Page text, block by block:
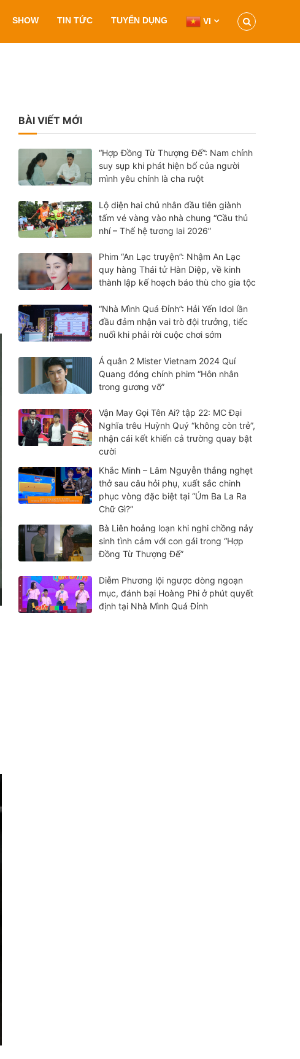
SHOW TIN TỨC TUYỂN DỤNG VI
BÀI VIẾT MỚI
“Hợp Đồng Từ Thượng Đế”: Nam chính
suy sụp khi phát hiện bố của người
mình yêu chính là cha ruột
Lộ diện hai chủ nhân đầu tiên giành
tấm vé vàng vào nhà chung “Cầu thủ
nhí – Thế hệ tương lai 2026”
Phim “An Lạc truyện”: Nhậm An Lạc
quy hàng Thái tử Hàn Diệp, về kinh
thành lập kế hoạch báo thù cho gia tộc
“Nhà Mình Quá Đỉnh”: Hải Yến Idol lần
đầu đảm nhận vai trò đội trưởng, tiếc
nuối khi phải rời cuộc chơi sớm
Á quân 2 Mister Vietnam 2024 Quí
Quang đóng chính phim “Hôn nhân
trong gương vỡ”
Vận May Gọi Tên Ai? tập 22: MC Đại
Nghĩa trêu Huỳnh Quý “không còn trẻ”,
nhận cái kết khiến cả trường quay bật
cười
Khắc Minh – Lâm Nguyễn thắng nghẹt
thở sau câu hỏi phụ, xuất sắc chinh
phục vòng đặc biệt tại “Úm Ba La Ra
Chữ Gì?”
Bà Liên hoảng loạn khi nghi chồng nảy
sinh tình cảm với con gái trong “Hợp
Đồng Từ Thượng Đế”
Diễm Phương lội ngược dòng ngoạn
mục, đánh bại Hoàng Phi ở phút quyết
định tại Nhà Mình Quá Đỉnh